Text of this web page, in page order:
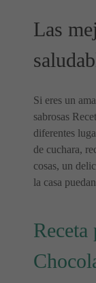
Las
Si eres un
sabrosas
diferentes
de cuchara,
cosas, un
la casa
Receta